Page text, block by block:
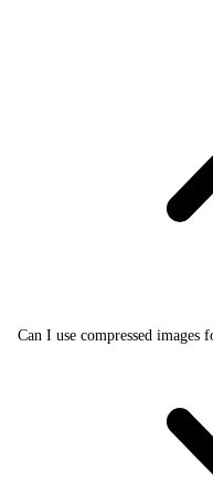
Can I use compressed images